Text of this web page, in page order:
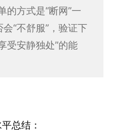
的方式是“断网”一
“不舒服”，验证下
受安静独处”的能
总结：